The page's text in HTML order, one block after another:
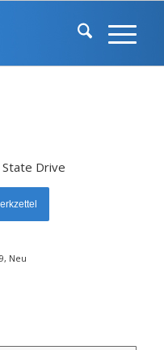
State Drive
, Neu